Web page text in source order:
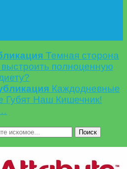
Темная сторона
выстроить полноценную
Каждодневные
Губят Наш Кишечник!
Поиск